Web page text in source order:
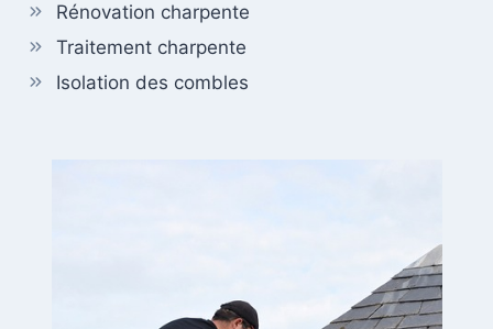
Rénovation charpente
Traitement charpente
Isolation des combles